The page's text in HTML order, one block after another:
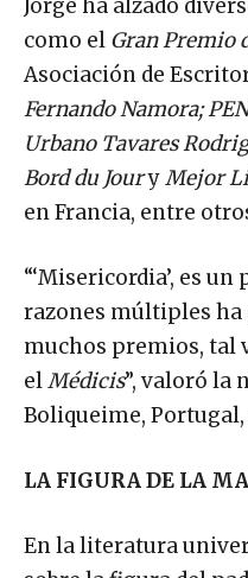
Jorge ha alzado
como el Gran Premio
Asociación de
Fernando Namora;
Urbano Tavares
Bord du JouryMejor
en Francia, entre
“‘Misericordia’, es
razones múltiples ha
muchos premios, tal
elMédicis”, valoró la
Boliqueime, Portugal,
LA FIGURA DE LA
En la literatura